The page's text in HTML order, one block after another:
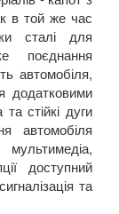
в той же час
сталі для
поєднання
автомобіля,
додатковими
стійкі дуги
автомобіля
доступний
та